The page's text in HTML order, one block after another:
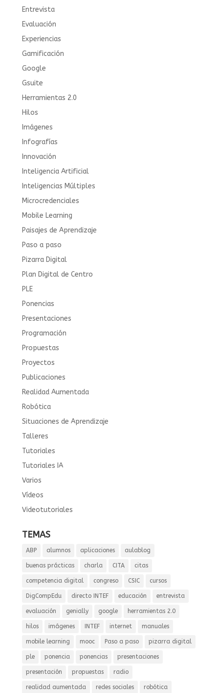
Entrevista
Evaluación
Experiencias
Gamificación
Google
Gsuite
Herramientas 2.0
Hilos
Imágenes
Infografías
Innovación
Inteligencia Artificial
Inteligencias Múltiples
Microcredenciales
Mobile Learning
Paisajes de Aprendizaje
Paso a paso
Pizarra Digital
Plan Digital de Centro
PLE
Ponencias
Presentaciones
Programación
Propuestas
Proyectos
Publicaciones
Realidad Aumentada
Robótica
Situaciones de Aprendizaje
Talleres
Tutoriales
Tutoriales IA
Varios
Vídeos
Videotutoriales
TEMAS
ABP alumnos aplicaciones aulablog
buenas prácticas charla CITA citas
competencia digital congreso CSIC cursos
DigCompEdu directo INTEF educación entrevista
evaluación genially google herramientas 2.0
hilos imágenes INTEF internet manuales
mobile learning mooc Paso a paso pizarra digital
ple ponencia ponencias presentaciones
presentación propuestas radio
realidad aumentada redes sociales robótica